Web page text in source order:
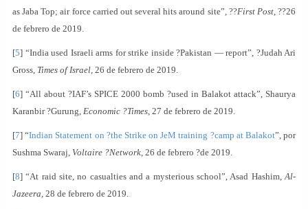
as Jaba Top; air force carried out several hits around site”, ??First Post, ??26
de febrero de 2019.
[5] “India used Israeli arms for strike inside ?Pakistan — report”, ?Judah Ari
Gross, Times of Israel, 26 de febrero de 2019.
[6] “All about ?IAF’s SPICE 2000 bomb ?used in Balakot attack”, Shaurya
Karanbir ?Gurung, Economic ?Times, 27 de febrero de 2019.
[7] “Indian Statement on ?the Strike on JeM training ?camp at Balakot”, por
Sushma Swaraj, Voltaire ?Network, 26 de febrero ?de 2019.
[8] “At raid site, no casualties and a mysterious school”, Asad Hashim,Al-
Jazeera, 28 de febrero de 2019.